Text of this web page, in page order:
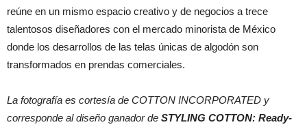
reúne en un mismo espacio creativo y de negocios a trece
talentosos diseñadores con el mercado minorista de México
donde los desarrollos de las telas únicas de algodón son
transformados en prendas comerciales.
La fotografía es cortesía de COTTON INCORPORATED y
corresponde al diseño ganador de STYLING COTTON: Ready-